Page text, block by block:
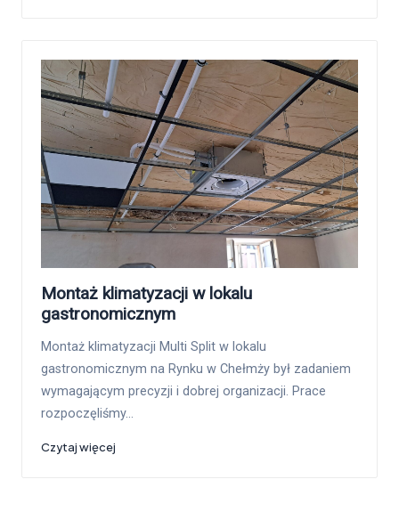
Montaż klimatyzacji w lokalu
gastronomicznym
Montaż klimatyzacji Multi Split w lokalu
gastronomicznym na Rynku w Chełmży był zadaniem
wymagającym precyzji i dobrej organizacji. Prace
rozpoczęliśmy…
Czytaj więcej